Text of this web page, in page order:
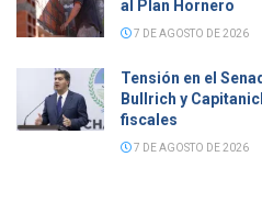
al Plan Hornero
7 DE AGOSTO DE 2026
Tensión en el
Bullrich y
fiscales
7 DE AGOSTO DE 2026